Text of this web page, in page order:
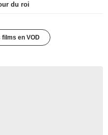
du roi
en VOD